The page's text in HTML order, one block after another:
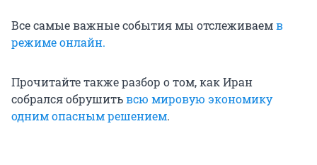
Все самые важные события мы отслеживаемв
режиме онлайн.
Прочитайте также разбор о том, как Иран
собрался обрушитьвсю мировую экономику
одним опасным решением.